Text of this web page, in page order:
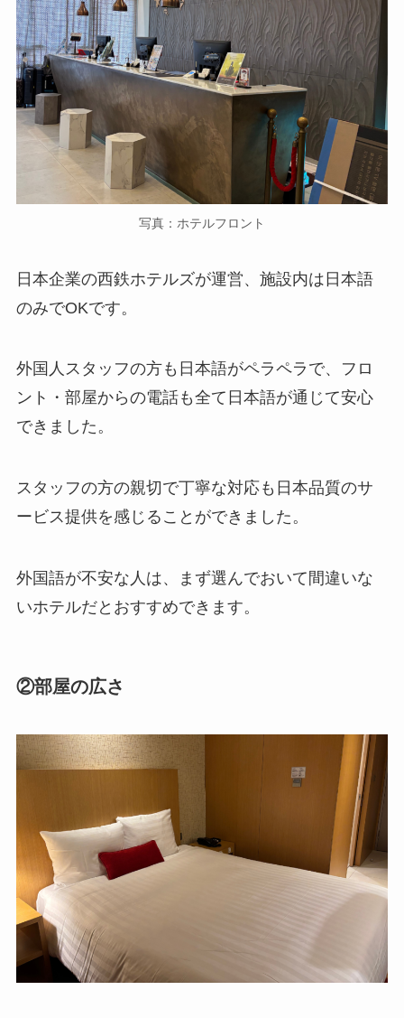
写真：ホテルフロント
日本企業の西鉄ホテルズが運営、施設内は日本語
のみでOKです。
外国人スタッフの方も日本語がペラペラで、フロ
ント・部屋からの電話も全て日本語が通じて安心
できました。
スタッフの方の親切で丁寧な対応も日本品質のサ
ービス提供を感じることができました。
外国語が不安な人は、まず選んでおいて間違いな
いホテルだとおすすめできます。
②部屋の広さ